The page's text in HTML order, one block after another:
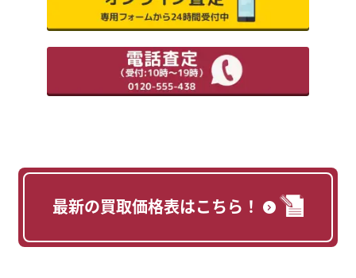
最新の買取価格表はこちら！